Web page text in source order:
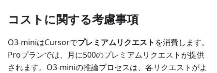
コストに関する考慮事項
O3-miniはCursorでプレミアムリクエスト を消費します。
Proプランでは、月に500のプレミアムリクエストが提供
されます。O3-miniの推論プロセスは、各リクエストがよ